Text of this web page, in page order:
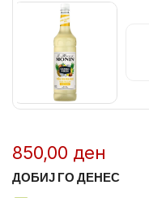
850,00 ден
ДОБИЈ ГО ДЕНЕС